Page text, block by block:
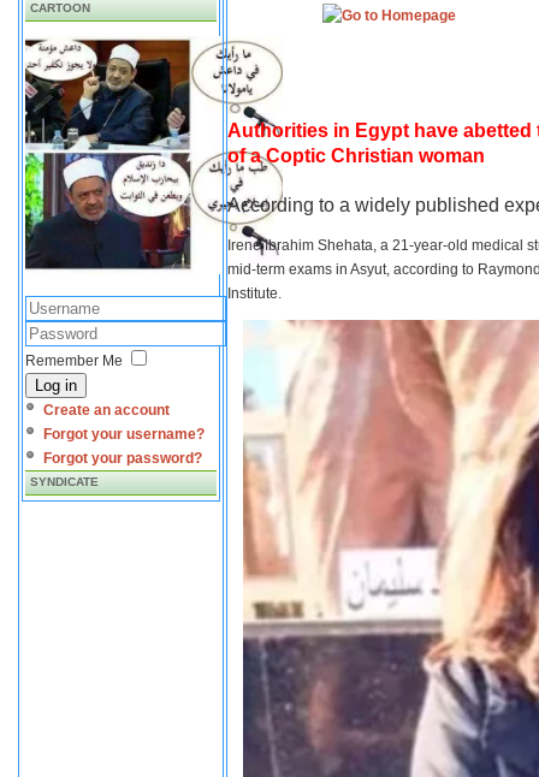
CARTOON
Remember Me
Log in
Create an account
Forgot your username?
Forgot your password?
SYNDICATE
Authorities in Egypt have
of a Coptic Christian woman
According to a widely published
Irene Ibrahim Shehata, a 21-year-old medical
mid-term exams in Asyut, according to
Institute.